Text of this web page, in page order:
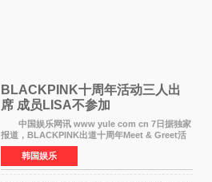
BLACKPINK十周年活动三人出
席 成员LISA不参加
中国娱乐网讯 www yule com cn 7日据独家
报道，BLACKPINK出道十周年Meet & Greet活
动将由智秀、ROS&Eacute;、JENNIE出席，
LISA将缺席。 此前BLACKPINK所属社YG并
未为组合出道十周年做
韩国娱乐